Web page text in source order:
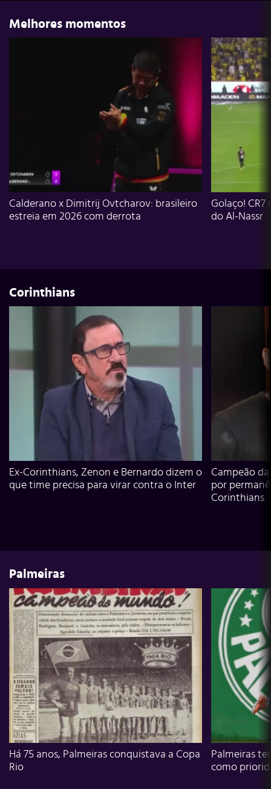
Melhores momentos
Calderano x Dimitrij Ovtcharov: brasileiro
estreia em 2026 com derrota
Golaço!
do Al-Nassr
Corinthians
Ex-Corinthians, Zenon e Bernardo dizem o
que time precisa para virar contra o Inter
Campeão
por
Corinthians
Palmeiras
Há 75 anos, Palmeiras conquistava a Copa
Rio
Palmeiras
como